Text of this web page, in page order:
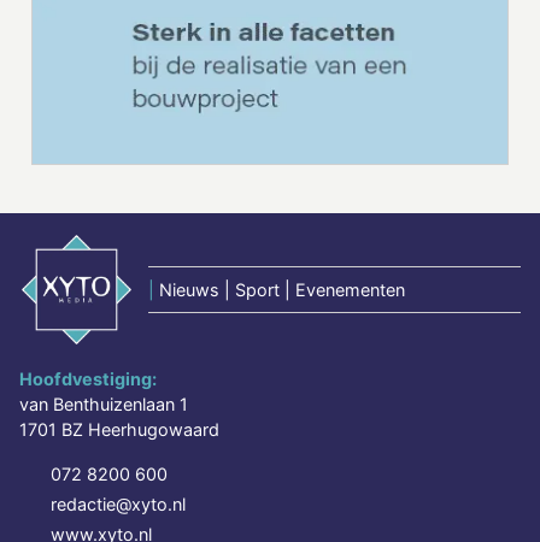
Nieuws | Sport | Evenementen
Hoofdvestiging:
van Benthuizenlaan 1
1701 BZ Heerhugowaard
072 8200 600
redactie@xyto.nl
www.xyto.nl